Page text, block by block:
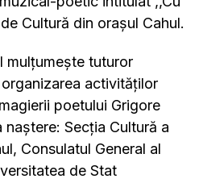
Cultură din orașul Cahul.
mulțumește tuturor
activităților
poetului Grigore
Secția Cultură a
Consulatul General al
de Stat